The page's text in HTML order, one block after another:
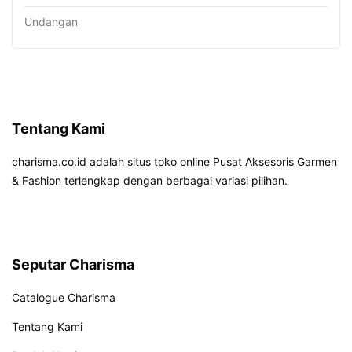
Undangan
Tentang Kami
charisma.co.id adalah situs toko online Pusat Aksesoris Garmen
& Fashion terlengkap dengan berbagai variasi pilihan.
Seputar Charisma
Catalogue Charisma
Tentang Kami